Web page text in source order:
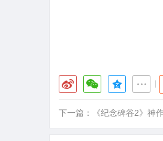
下一篇： 《纪念碑谷2》神